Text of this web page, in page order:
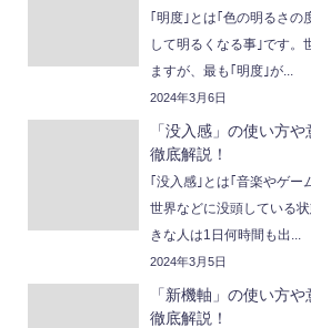
｢明度｣とは｢色の明るさの
して明るくなる事｣です。
ますが、最も｢明度｣が...
2024年3月6日
「没入感」の使い方
徹底解説！
｢没入感｣とは｢音楽やゲー
世界などに没頭している
きな人は1日何時間も出...
2024年3月5日
「新機軸」の使い方
徹底解説！